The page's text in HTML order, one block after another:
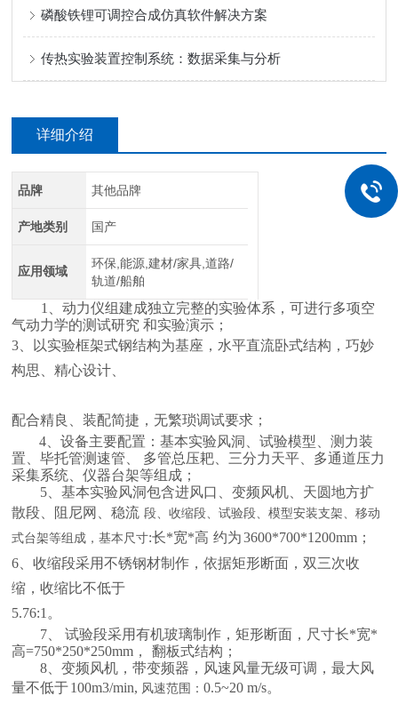
磷酸铁锂可调控合成仿真软件解决方案
传热实验装置控制系统：数据采集与分析
详细介绍
品牌 其他品牌
产地类别 国产
应用领域
环保,能源,建材/家具,道路/
轨道/船舶
1、动力仪组建成独立完整的实验体系，可进行多项空
气动力学的测试研究 和实验演示；
3、以实验框架式钢结构为基座，水平直流卧式结构，巧妙
构思、精心设计、
配合精良、装配简捷，无繁琐调试要求；
4、设备主要配置：基本实验风洞、试验模型、测力装
置、毕托管测速管、
多管总压耙、三分力天平、多通道压力
采集系统、仪器台架等组成；
5、基本实验风洞包含进风口、变频风机、天圆地方扩
散段、阻尼网、稳流 段、收缩段、试验段、模型安装支架、移动
式台架等组成，基本尺寸:长*宽*高 约为 3600*700*1200mm；
6、收缩段采用不锈钢材制作，依据矩形断面 ，双三次收
缩，收缩比不低于
5.76:1。
7、 试验段采用有机玻璃制作，矩形断面，尺寸长*宽*
高=750*250*250mm，
翻板式结构；
8、变频风机，带变频器，风速风量无级可调，最大风
量不低于100m3/min, 风速范围：0.5~20 m/s。